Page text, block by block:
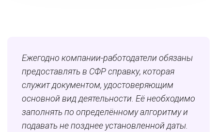
Ежегодно компании-работодатели обязаны
предоставлять в СФР справку, которая
служит документом, удостоверяющим
основной вид деятельности. Её необходимо
заполнять по определённому алгоритму и
подавать не позднее установленной даты.